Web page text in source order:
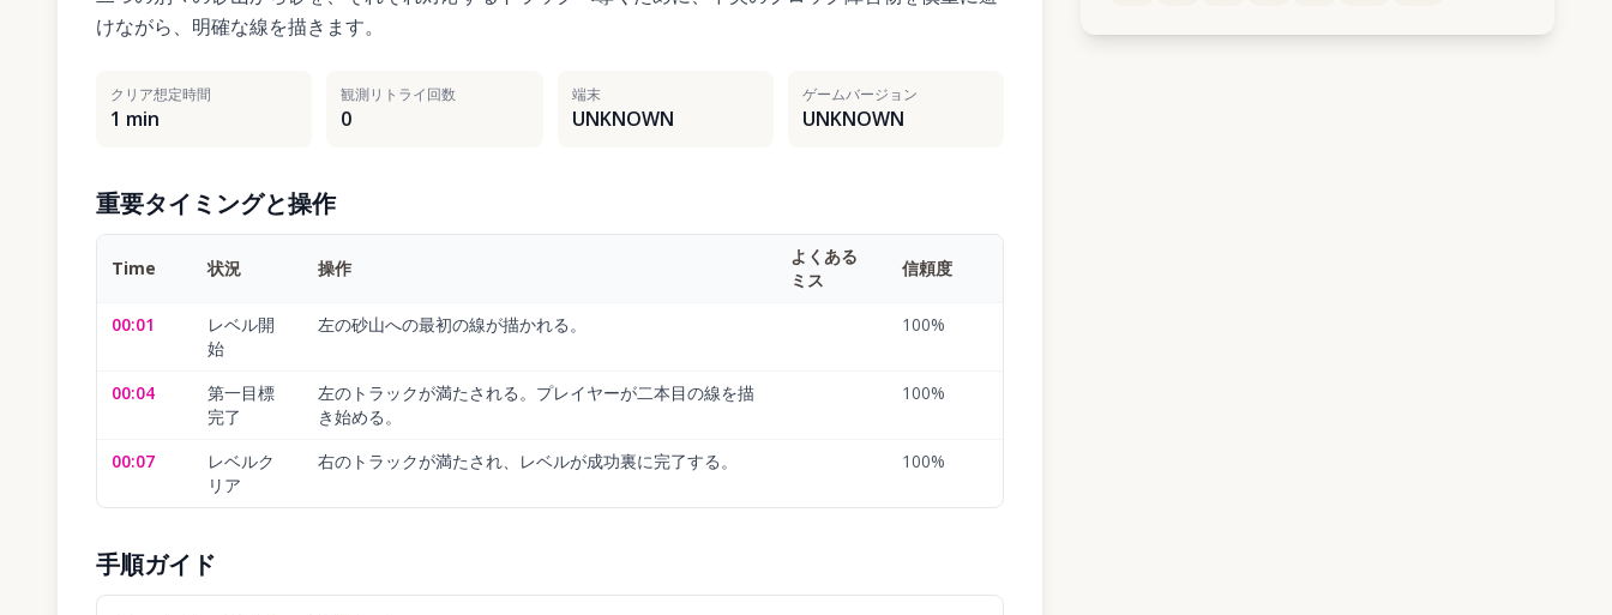
けながら、明確な線を描きます。
クリア想定時間
1 min
観測リトライ回数
0
端末
UNKNOWN
ゲームバージョン
UNKNOWN
重要タイミングと操作
Time 状況 操作
よくある
ミス
信頼度
00:01
レベル開
始
左の砂山への最初の線が描かれる。 100%
00:04
第一目標
完了
左のトラックが満たされる。プレイヤーが二本目の線を描
き始める。
100%
00:07
レベルク
リア
右のトラックが満たされ、レベルが成功裏に完了する。 100%
手順ガイド